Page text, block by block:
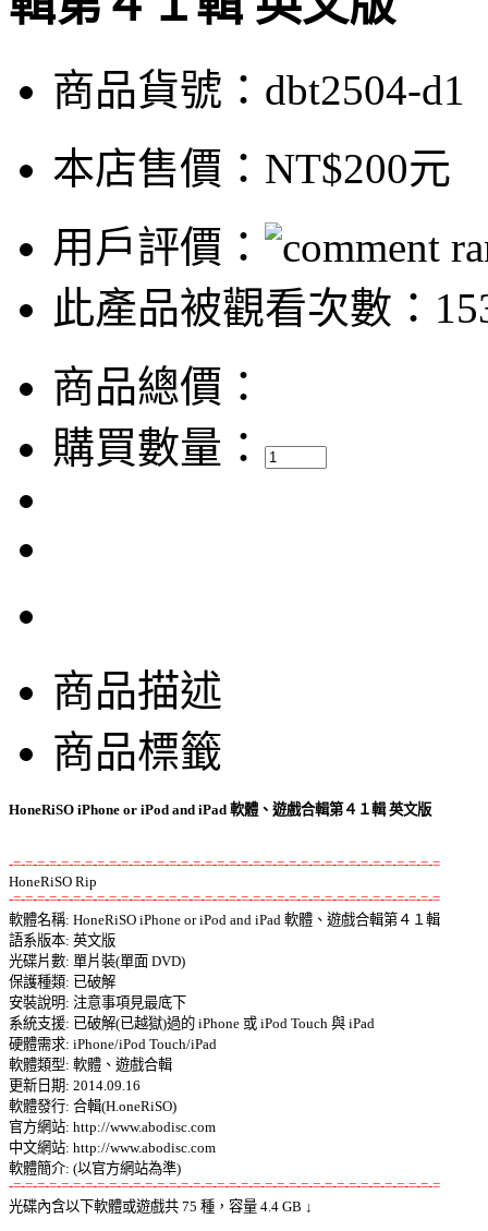
商品貨號：dbt2504-d1
本店售價： NT$200元
用戶評價：
此產品被觀看次數：
商品總價：
購買數量：
商品描述
商品標籤
HoneRiSO iPhone or iPod and iPad 軟體、遊戲合輯第４１輯 英文版
-=-=-=-=-=-=-=-=-=-=-=-=-=-=-=-=-=-=-=-=-=-=-=-=-=-=-=-=-=-=-=-=-=-=-=-=
-=-=-=-=-=-=-=-=-=-=-=-=-=-=-=-=-=-=-=-=-=-=-=-=-=-=-=-=-=-=-=-=-=-=-=-=
軟體名稱: HoneRiSO iPhone or iPod and iPad 軟體、遊戲合輯第４１輯
語系版本: 英文版
光碟片數: 單片裝(單面 DVD)
保護種類: 已破解
安裝說明: 注意事項見最底下
系統支援: 已破解(已越獄)過的 iPhone 或 iPod Touch 與 iPad
硬體需求: iPhone/iPod Touch/iPad
軟體類型: 軟體、遊戲合輯
更新日期: 2014.09.16
軟體發行: 合輯(H.oneRiSO)
官方網站: http://www.abodisc.com
中文網站: http://www.abodisc.com
-=-=-=-=-=-=-=-=-=-=-=-=-=-=-=-=-=-=-=-=-=-=-=-=-=-=-=-=-=-=-=-=-=-=-=-=
光碟內含以下軟體或遊戲共 75 種，容量 4.4 GB ↓